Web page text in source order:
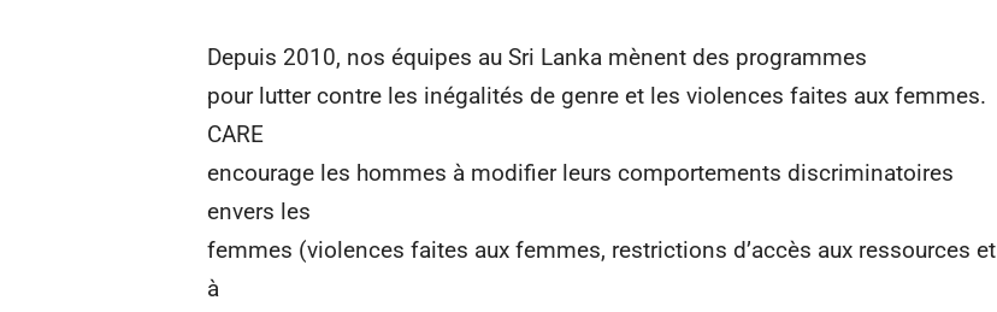
Depuis 2010, nos équipes au Sri Lanka mènent des programmes
pour lutter contre les inégalités de genre et les violences faites aux femmes.
CARE
encourage les hommes à modifier leurs comportements discriminatoires
envers les
femmes (violences faites aux femmes, restrictions d’accès aux ressources et
à